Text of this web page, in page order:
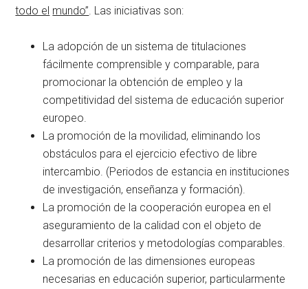
todo el mundo” . Las iniciativas son:
La adopción de un sistema de titulaciones
fácilmente comprensible y comparable, para
promocionar la obtención de empleo y la
competitividad del sistema de educación superior
europeo.
La promoción de la movilidad, eliminando los
obstáculos para el ejercicio efectivo de libre
intercambio. (Periodos de estancia en instituciones
de investigación, enseñanza y formación).
La promoción de la cooperación europea en el
aseguramiento de la calidad con el objeto de
desarrollar criterios y metodologías comparables.
La promoción de las dimensiones europeas
necesarias en educación superior, particularmente